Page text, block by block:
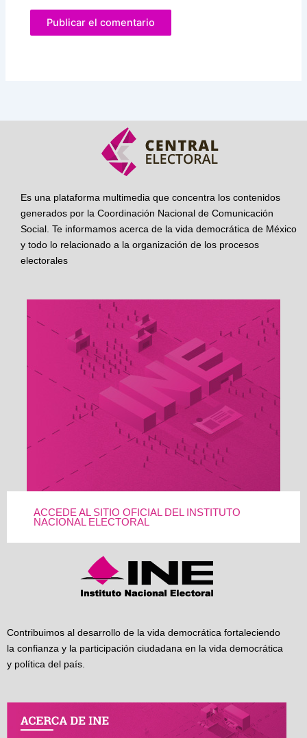
Es una plataforma multimedia que concentra los contenidos
generados por la Coordinación Nacional de Comunicación
Social. Te informamos acerca de la vida democrática de México
y todo lo relacionado a la organización de los procesos
electorales
ACCEDE AL SITIO OFICIAL DEL INSTITUTO
NACIONAL ELECTORAL
Contribuimos al desarrollo de la vida democrática fortaleciendo
la confianza y la participación ciudadana en la vida democrática
y política del país.